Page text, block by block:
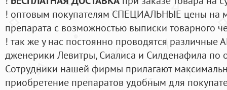
! оптовым покупателям СПЕЦИАЛЬНЫЕ цены на
препарата с возможностью выписки товарного
! так же у нас постоянно проводятся
дженерики Левитры, Сиалиса и Силденафила по
Cотрудники нашей фирмы прилагают
приобретение препаратов удобным для